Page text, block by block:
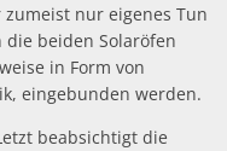
nur eigenes Tun
die beiden Solaröfen
in Form von
eingebunden werden.
beabsichtigt die